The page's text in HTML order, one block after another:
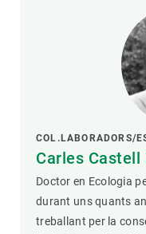
COL.LABORADORS/
Carles Castell
Doctor en Ecologia
durant uns quants
treballant per la